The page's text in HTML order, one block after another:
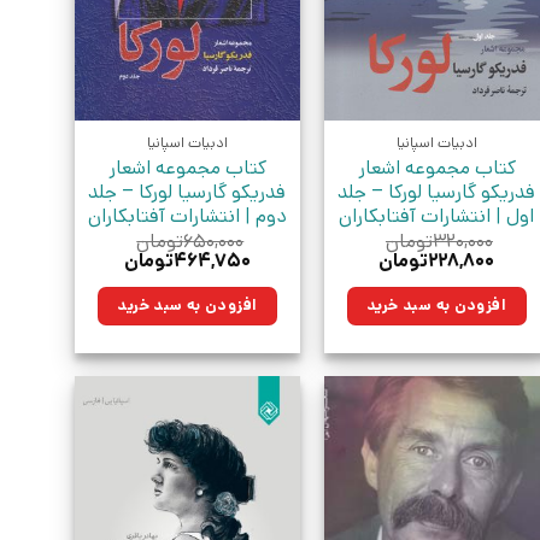
ادبیات اسپانیا
کتاب مجموعه اشعار
فدریکو گارسیا لورکا – جلد
اول | انتشارات آفتابکاران
۳۲۰,۰۰۰تومان
قیمت
۳۲۰,۰۰۰تومان
بود.
۲۲۸,۸۰۰تومانقیمت
۲۲۸,۸۰۰تومان.افزودن به سبد خرید
ادبیات اسپانیا
کتاب مجموعه اشعار
فدریکو گارسیا لورکا – جلد
دوم | انتشارات آفتابکاران
۶۵۰,۰۰۰تومان
قیمت
۶۵۰,۰۰۰تومان
بود.
۴۶۴,۷۵۰تومان
۴۶۴,۷۵۰تومان.افزودن به سبد خرید